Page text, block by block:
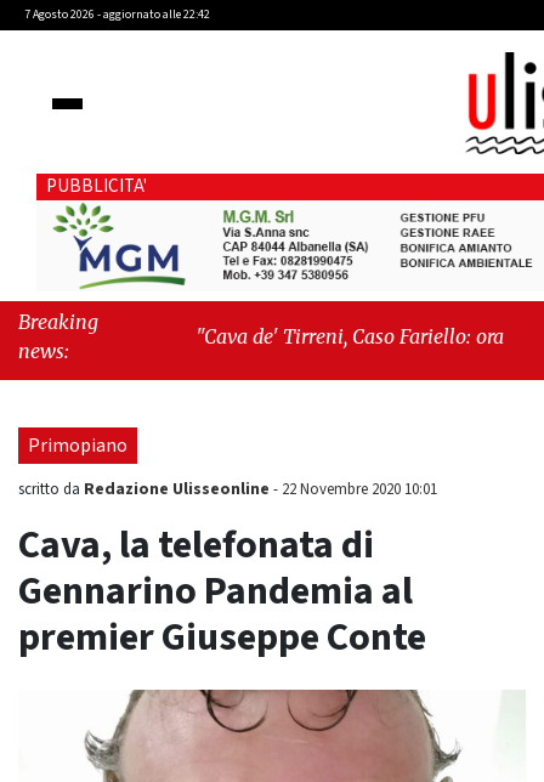
7 Agosto 2026 - aggiornato alle 22:42
PUBBLICITA'
Breaking
news:
"Cava de' Tirreni, Caso Fariello: ora torniamo
Primopiano
scritto da Redazione Ulisseonline - 22 Novembre 2020 10:01
Cava, la telefonata di
Gennarino Pandemia al
premier Giuseppe Conte